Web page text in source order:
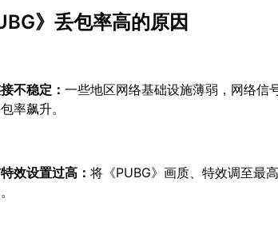
》丢包率高的原因
不稳定：一些地区网络基础设施薄弱，网络信
率飙升。
效设置过高：将《PUBG》画质、特效调至最